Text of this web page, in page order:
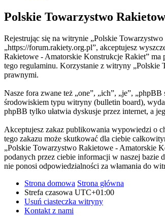
Polskie Towarzystwo
Rejestrując się na witrynie „Polskie
„https://forum.rakiety.org.pl”, akceptujesz
Rakietowe - Amatorskie Konstrukcje Rakiet”
tego regulaminu. Korzystanie z witryny „Polskie
prawnymi.
Nasze fora zwane też „one”, „ich”, „je”,
środowiskiem typu witryny (bulletin board),
phpBB tylko ułatwia dyskusje przez internet, a
Akceptujesz zakaz publikowania wypowiedzi o
tego zakazu może skutkować dla ciebie
„Polskie Towarzystwo Rakietowe - Amatorskie
podanych przez ciebie informacji w naszej
nie ponosi odpowiedzialności za włamania do
Strona domowa Strona główna
Strefa czasowa UTC+01:00
Usuń ciasteczka witryny
Kontakt z nami